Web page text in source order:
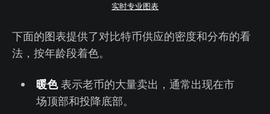
实时专业图表
下面的图表提供了对比特币供应的密度和分布的看
法，按年龄段着色。
暖色表示老币的大量卖出，通常出现在市
场顶部和投降底部。